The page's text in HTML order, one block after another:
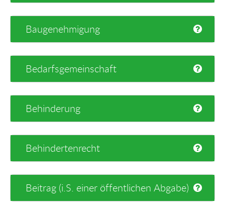
Baugenehmigung
Bedarfsgemeinschaft
Behinderung
Behindertenrecht
Beitrag (i.S. einer öffentlichen Abgabe)